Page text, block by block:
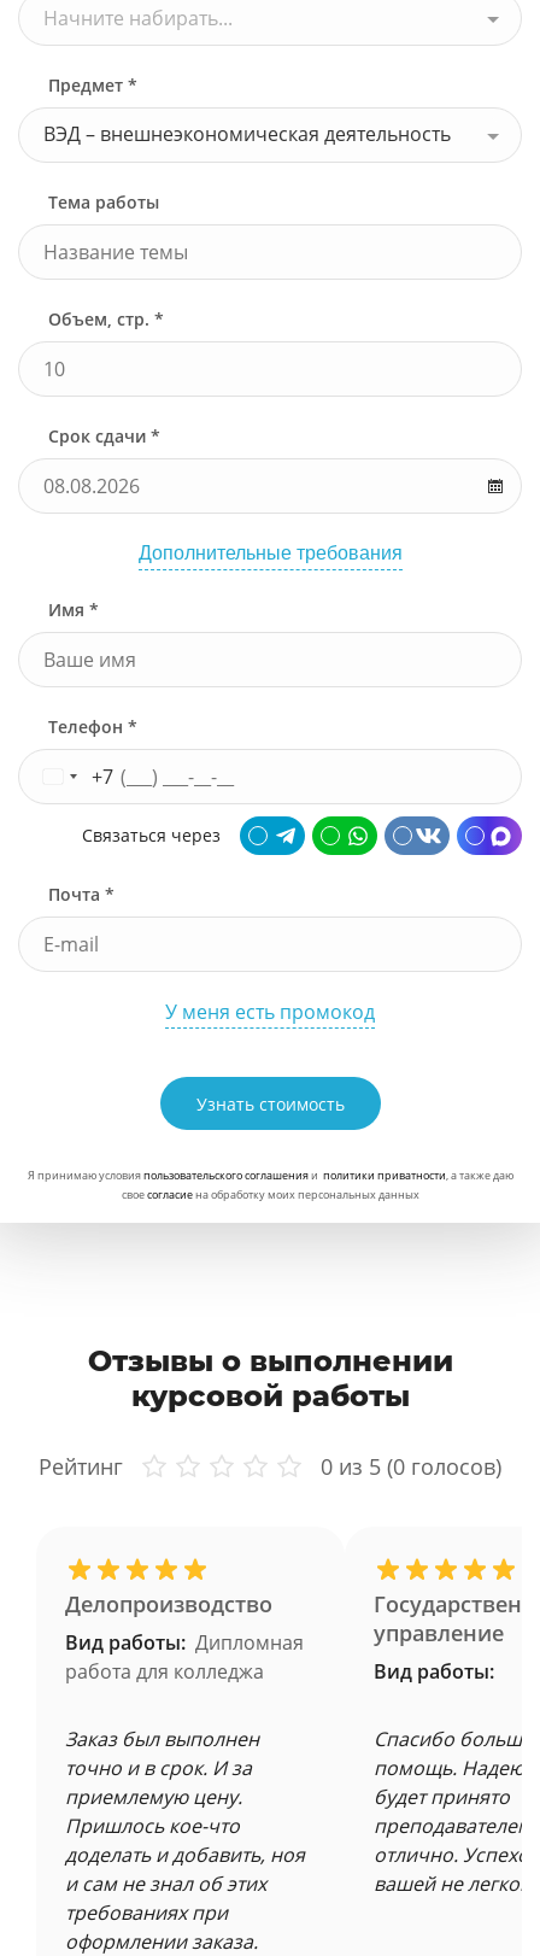
Начните набирать...
Предмет *
ВЭД – внешнеэкономическая деятельность
Тема работы
Объем, стр. *
Срок сдачи *
Дополнительные требования
Имя *
Телефон *
+7
Связаться через
Почта *
У меня есть промокод
Узнать стоимость
Я принимаю условияпользовательского соглашенияи политики приватности, а также даю
своесогласиена обработку моих персональных данных
Отзывы о выполнении
курсовой работы
Рейтинг 0 из 5 (0 голосов)
Делопроизводство
Вид работы: Дипломная
работа для колледжа
Заказ был выполнен
точно и в срок. И за
приемлемую цену.
Пришлось кое-что
доделать и добавить, ноя
и сам не знал об этих
требованиях при
оформлении заказа.
управление
Вид работы:
Спасибо
помощь.
будет принято
преподавателем
отлично.
вашей не легкой